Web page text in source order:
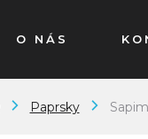
O NÁS
Paprsky